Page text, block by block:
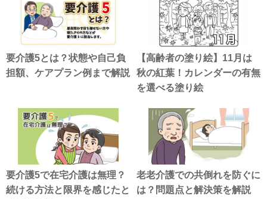
要介護5とは？状態や自己負
担額、ケアプラン例まで解説
【高齢者の塗り絵】11月は
秋の紅葉！カレンダーの有無
を選べる塗り絵
要介護5で在宅介護は無理？
続ける方法と限界を感じたと
老老介護での共倒れを防ぐに
は？問題点と解決策を解説